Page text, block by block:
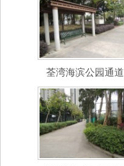
荃湾海滨公园通道